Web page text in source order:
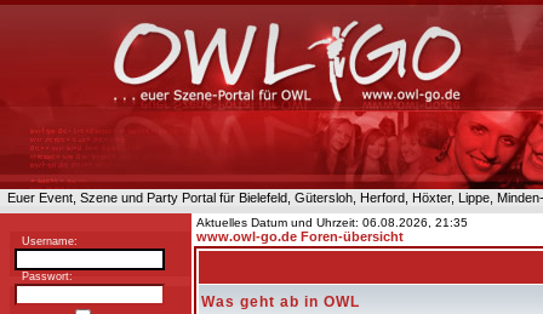
Euer Event, Szene und Party Portal für Bielefeld, Gütersloh, Herford, Höxter, Lippe,
Username:
Passwort:
Aktuelles Datum und Uhrzeit: 06.08.2026, 21:35
www.owl-go.de Foren-übersicht
Was geht ab in OWL